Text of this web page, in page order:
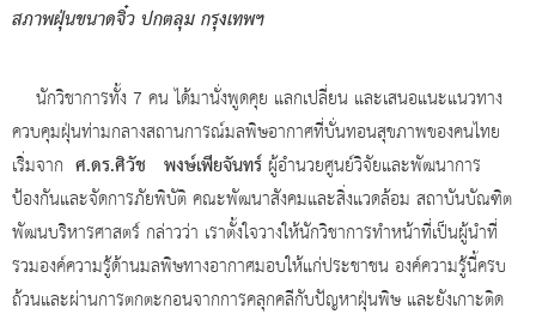
สภาพฝุ่นขนาดจิ๋ว ปกตลุม กรุงเทพฯ
นักวิชาการทั้ง 7 คน ได้มานั่งพูดคุย แลกเปลี่ยน และเสนอแนะแนวทาง
ควบคุมฝุ่นท่ามกลางสถานการณ์มลพิษอากาศที่บั่นทอนสุขภาพของคนไทย
เริ่มจาก ศ.ดร.ศิวัช พงษ์เพียจันทร์ผู้อำนวยศูนย์วิจัยและพัฒนาการ
ป้องกันและจัดการภัยพิบัติ คณะพัฒนาสังคมและสิ่งแวดล้อม สถาบันบัณฑิต
พัฒนบริหารศาสตร์ กล่าวว่า เราตั้งใจวางให้นักวิชาการทำหน้าที่เป็นผู้นำที่
รวมองค์ความรู้ด้านมลพิษทางอากาศมอบให้แก่ประชาชน องค์ความรู้นี้ครบ
ถ้วนและผ่านการตกตะกอนจากการคลุกคลีกับปัญหาฝุ่นพิษ และยังเกาะติด